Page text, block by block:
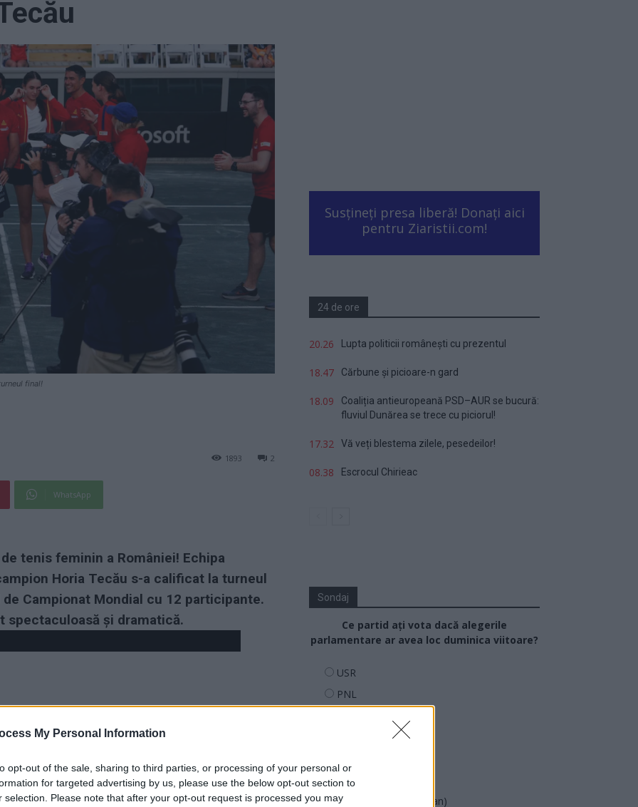
My Personal Information
opt-out of the sale, sharing to third parties, or processing of your personal or
for targeted advertising by us, please use the below opt-out section to
selection. Please note that after your opt-out request is processed you may
final!
2
1893
WhatsApp
tenis feminin a României! Echipa
Horia Tecău s-a calificat la turneul
Campionat Mondial cu 12 participante.
spectaculoasă și dramatică.
Susțineți presa liberă! Donați aici
pentru Ziaristii.com!
24 de ore
20.26 Lupta politicii românești cu prezentul
18.47 Cărbune și picioare-n gard
18.09
Coaliția antieuropeană PSD–AUR se bucură:
fluviul Dunărea se trece cu piciorul!
17.32 Vă veți blestema zilele, pesedeilor!
08.38 Escrocul Chirieac
Sondaj
Ce partid ați vota dacă alegerile
parlamentare ar avea loc duminica viitoare?
USR
PNL
PMP (Tomac)
Forța Dreptei (L. Orban)